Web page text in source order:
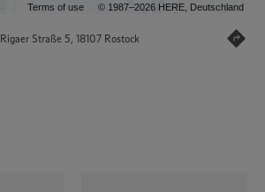
Terms of use © 1987–2026 HERE, Deutschland
, Rigaer Straße 5, 18107 Rostock